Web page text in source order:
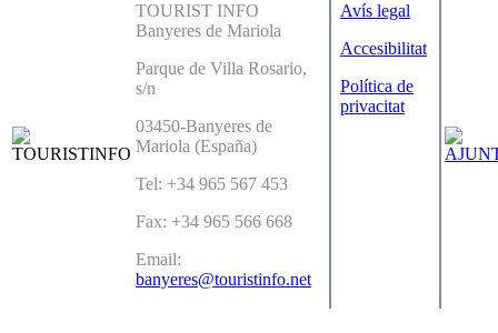
TOURIST INFO
Banyeres de Mariola
Parque de Villa Rosario,
s/n
03450-Banyeres de
Mariola (España)
Tel: +34 965 567 453
Fax: +34 965 566 668
Email:
banyeres@touristinfo.net
Avís legal
Accesibilitat
Política de
privacitat